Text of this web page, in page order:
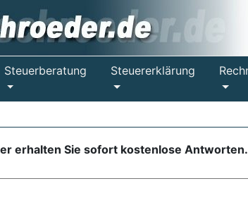
Steuerberatung Steuererklärung
erhalten Sie sofort kostenlose Antworten.